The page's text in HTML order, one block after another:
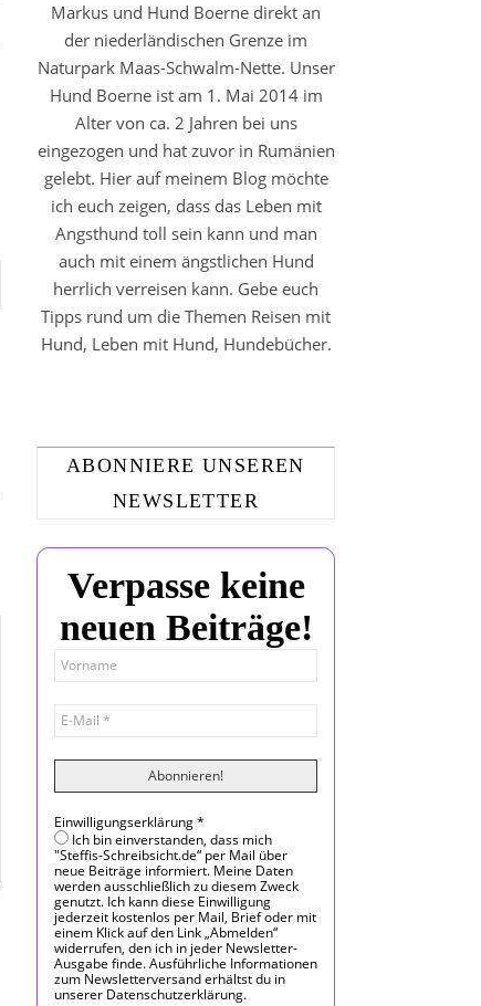
Markus und Hund Boerne direkt an
der niederländischen Grenze im
Naturpark Maas-Schwalm-Nette. Unser
Hund Boerne ist am 1. Mai 2014 im
Alter von ca. 2 Jahren bei uns
eingezogen und hat zuvor in Rumänien
gelebt. Hier auf meinem Blog möchte
ich euch zeigen, dass das Leben mit
Angsthund toll sein kann und man
auch mit einem ängstlichen Hund
herrlich verreisen kann. Gebe euch
Tipps rund um die Themen Reisen mit
Hund, Leben mit Hund, Hundebücher.
ABONNIERE UNSEREN
NEWSLETTER
Verpasse keine
neuen Beiträge!
Einwilligungserklärung*
Ich bin einverstanden, dass mich
"Steffis-Schreibsicht.de“ per Mail über
neue Beiträge informiert. Meine Daten
werden ausschließlich zu diesem Zweck
genutzt. Ich kann diese Einwilligung
jederzeit kostenlos per Mail, Brief oder mit
einem Klick auf den Link „Abmelden“
widerrufen, den ich in jeder Newsletter-
Ausgabe finde. Ausführliche Informationen
zum Newsletterversand erhältst du in
unserer Datenschutzerklärung.